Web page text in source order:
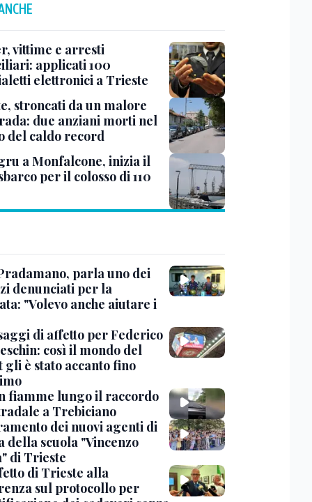
vittime e arresti
applicati 100
elettronici a Trieste
stroncati da un malore
due anziani morti nel
del caldo record
a Monfalcone, inizia il
per il colosso di 110
parla uno dei
denunciati per la
"Volevo anche aiutare i
di affetto per Federico
così il mondo del
gli è stato accanto fino
fiamme lungo il raccordo
a Trebiciano
dei nuovi agenti di
della scuola "Vincenzo
di Trieste
di Trieste alla
sul protocollo per